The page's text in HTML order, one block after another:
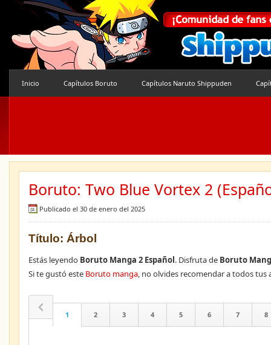
Inicio Capítulos Boruto Capítulos Naruto Shippuden
Boruto: Two Blue Vortex 2
Publicado el 30 de enero del 2025
Título: Árbol
Estás leyendo Boruto Manga 2 Español. Disfruta de Boruto
Si te gustó este Boruto manga, no olvides recomendar a todos tus
1 2 3 4 5 6 7 8